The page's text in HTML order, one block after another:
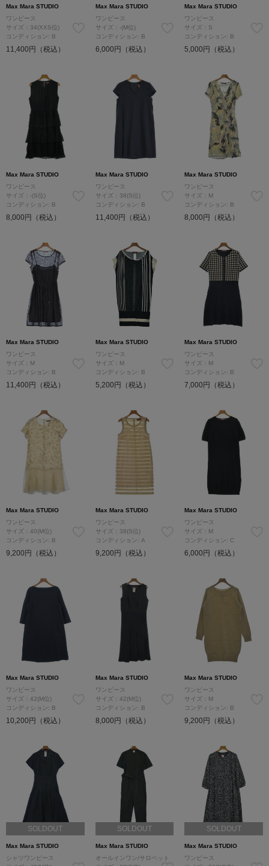
Max Mara STUDIO
ワンピース
サイズ：34(XXS位)
コンディション: B
11,400円（税込）
Max Mara STUDIO
ワンピース
サイズ：-(M位)
コンディション: B
6,000円（税込）
Max Mara STUDIO
ワンピース
サイズ：S
コンディション: B
5,000円（税込）
Max Mara STUDIO
ワンピース
サイズ：-(S位)
コンディション: B
8,000円（税込）
Max Mara STUDIO
ワンピース
サイズ：38(S位)
コンディション: B
11,400円（税込）
Max Mara STUDIO
ワンピース
サイズ：M
コンディション: B
8,000円（税込）
Max Mara STUDIO
ワンピース
サイズ：M
コンディション: B
11,400円（税込）
Max Mara STUDIO
ワンピース
サイズ：M
コンディション: B
5,200円（税込）
Max Mara STUDIO
ワンピース
サイズ：M
コンディション: B
7,000円（税込）
Max Mara STUDIO
ワンピース
サイズ：40(M位)
コンディション: B
9,200円（税込）
Max Mara STUDIO
ワンピース
サイズ：38(S位)
コンディション: A
9,200円（税込）
Max Mara STUDIO
ワンピース
サイズ：M
コンディション: C
6,000円（税込）
Max Mara STUDIO
ワンピース
サイズ：42(M位)
コンディション: B
10,200円（税込）
Max Mara STUDIO
ワンピース
サイズ：42(M位)
コンディション: B
8,000円（税込）
Max Mara STUDIO
ワンピース
サイズ：M
コンディション: B
9,200円（税込）
SOLDOUT
Max Mara STUDIO
シャツワンピース
SOLDOUT
Max Mara STUDIO
オールインワン/サロペット
SOLDOUT
Max Mara STUDIO
ワンピース